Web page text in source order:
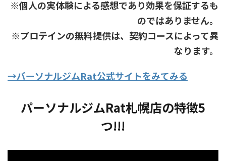
※個人の実体験による感想であり効果を保証するも
のではありません。
※プロテインの無料提供は、契約コースによって異
なります。
→パーソナルジムRat公式サイトをみてみる
パーソナルジムRat札幌店の特徴5
つ!!!